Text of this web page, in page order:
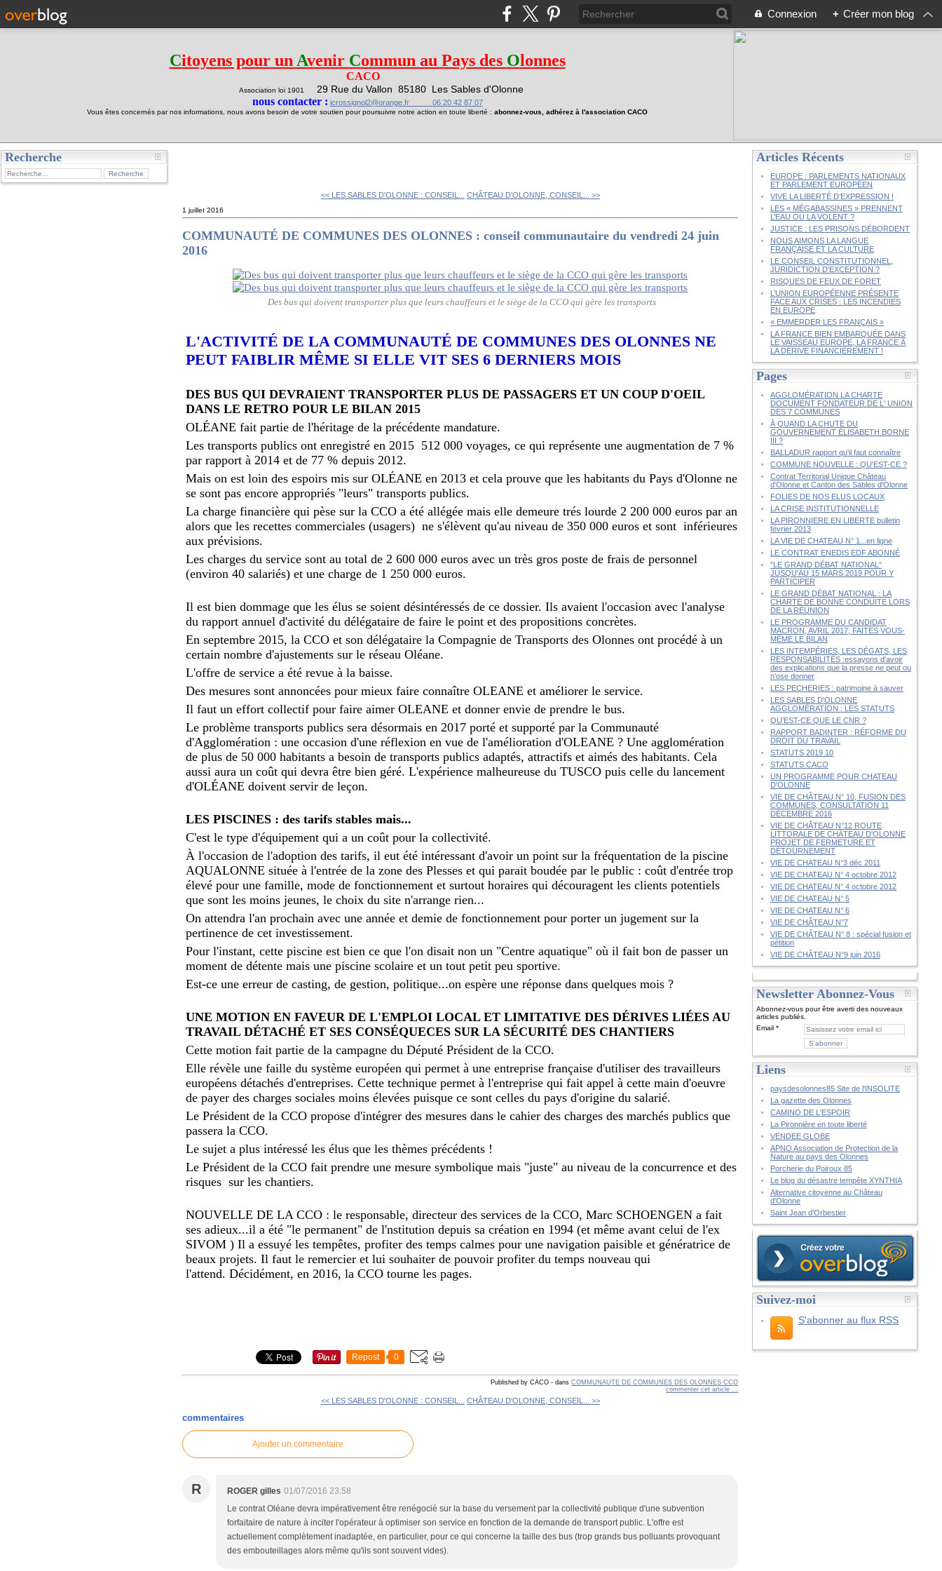
Connexion + Créer mon blog
Citoyens pour un Avenir Commun au Pays des Olonnes
CACO
Association loi 1901 29 Rue du Vallon 85180 Les Sables d'Olonne
nous contacter : jcrossignol2@orange.fr 06 20 42 87 07
Vous êtes concernés par nos informations, nous avons besoin de votre soutien pour poursuivre notre action en toute liberté : abonnez-vous, adhérez à l'association CACO
Recherche
<< LES SABLES D'OLONNE : CONSEIL... CHÂTEAU D'OLONNE, CONSEIL... >>
1 juillet 2016
COMMUNAUTÉ DE COMMUNES DES OLONNES : conseil communautaire du vendredi 24 juin
2016
Des bus qui doivent transporter plus que leurs chauffeurs et le siège de la CCO qui gère les transports
L'ACTIVITÉ DE LA COMMUNAUTÉ DE COMMUNES DES OLONNES NE
PEUT FAIBLIR MÊME SI ELLE VIT SES 6 DERNIERS MOIS
DES BUS QUI DEVRAIENT TRANSPORTER PLUS DE PASSAGERS ET UN COUP D'OEIL
DANS LE RETRO POUR LE BILAN 2015
OLÉANE fait partie de l'héritage de la précédente mandature.
Les transports publics ont enregistré en 2015 512 000 voyages, ce qui représente une augmentation de 7 %
par rapport à 2014 et de 77 % depuis 2012.
Mais on est loin des espoirs mis sur OLÉANE en 2013 et cela prouve que les habitants du Pays d'Olonne ne
se sont pas encore appropriés "leurs" transports publics.
La charge financière qui pèse sur la CCO a été allégée mais elle demeure trés lourde 2 200 000 euros par an
alors que les recettes commerciales (usagers) ne s'élèvent qu'au niveau de 350 000 euros et sont inférieures
aux prévisions.
Les charges du service sont au total de 2 600 000 euros avec un très gros poste de frais de personnel
(environ 40 salariés) et une charge de 1 250 000 euros.
Il est bien dommage que les élus se soient désintéressés de ce dossier. Ils avaient l'occasion avec l'analyse
du rapport annuel d'activité du délégataire de faire le point et des propositions concrètes.
En septembre 2015, la CCO et son délégataire la Compagnie de Transports des Olonnes ont procédé à un
certain nombre d'ajustements sur le réseau Oléane.
L'offre de service a été revue à la baisse.
Des mesures sont annoncées pour mieux faire connaître OLEANE et améliorer le service.
Il faut un effort collectif pour faire aimer OLEANE et donner envie de prendre le bus.
Le problème transports publics sera désormais en 2017 porté et supporté par la Communauté
d'Agglomération : une occasion d'une réflexion en vue de l'amélioration d'OLEANE ? Une agglomération
de plus de 50 000 habitants a besoin de transports publics adaptés, attractifs et aimés des habitants. Cela
aussi aura un coût qui devra être bien géré. L'expérience malheureuse du TUSCO puis celle du lancement
d'OLÉANE doivent servir de leçon.
LES PISCINES : des tarifs stables mais...
C'est le type d'équipement qui a un coût pour la collectivité.
À l'occasion de l'adoption des tarifs, il eut été intéressant d'avoir un point sur la fréquentation de la piscine
AQUALONNE située à l'entrée de la zone des Plesses et qui parait boudée par le public : coût d'entrée trop
élevé pour une famille, mode de fonctionnement et surtout horaires qui découragent les clients potentiels
que sont les moins jeunes, le choix du site n'arrange rien...
On attendra l'an prochain avec une année et demie de fonctionnement pour porter un jugement sur la
pertinence de cet investissement.
Pour l'instant, cette piscine est bien ce que l'on disait non un "Centre aquatique" où il fait bon de passer un
moment de détente mais une piscine scolaire et un tout petit peu sportive.
Est-ce une erreur de casting, de gestion, politique...on espère une réponse dans quelques mois ?
UNE MOTION EN FAVEUR DE L'EMPLOI LOCAL ET LIMITATIVE DES DÉRIVES LIÉES AU
TRAVAIL DÉTACHÉ ET SES CONSÉQUECES SUR LA SÉCURITÉ DES CHANTIERS
Cette motion fait partie de la campagne du Député Président de la CCO.
Elle révèle une faille du système européen qui permet à une entreprise française d'utiliser des travailleurs
européens détachés d'entreprises. Cette technique permet à l'entreprise qui fait appel à cette main d'oeuvre
de payer des charges sociales moins élevées puisque ce sont celles du pays d'origine du salarié.
Le Président de la CCO propose d'intégrer des mesures dans le cahier des charges des marchés publics que
passera la CCO.
Le sujet a plus intéressé les élus que les thèmes précédents !
Le Président de la CCO fait prendre une mesure symbolique mais "juste" au niveau de la concurrence et des
risques sur les chantiers.
NOUVELLE DE LA CCO : le responsable, directeur des services de la CCO, Marc SCHOENGEN a fait
ses adieux...il a été "le permanent" de l'nstitution depuis sa création en 1994 (et même avant celui de l'ex
SIVOM ) Il a essuyé les tempêtes, profiter des temps calmes pour une navigation paisible et génératrice de
beaux projets. Il faut le remercier et lui souhaiter de pouvoir profiter du temps nouveau qui
l'attend. Décidément, en 2016, la CCO tourne les pages.
Repost 0
Published by CACO - dansCOMMUNAUTE DE COMMUNES DES OLONNES CCO
commenter cet article
<< LES SABLES D'OLONNE : CONSEIL... CHÂTEAU D'OLONNE, CONSEIL... >>
commentaires
Ajouter un commentaire
R ROGER gilles 01/07/2016 23:58
Le contrat Oléane devra impérativement être renégocié sur la base du versement par la collectivité publique d'une subvention
forfaitaire de nature à inciter l'opérateur à optimiser son service en fonction de la demande de transport public. L'offre est
actuellement complètement inadaptée, en particulier, pour ce qui concerne la taille des bus (trop grands bus polluants provoquant
des embouteillages alors même qu'ils sont souvent vides).
Articles Récents
EUROPE : PARLEMENTS NATIONAUX
ET PARLEMENT EUROPÉEN
VIVE LA LIBERTÉ D’EXPRESSION !
LES « MÉGABASSINES » PRENNENT
L’EAU OU LA VOLENT ?
JUSTICE : LES PRISONS DÉBORDENT
NOUS AIMONS LA LANGUE
FRANÇAISE ET LA CULTURE
LE CONSEIL CONSTITUTIONNEL,
JURIDICTION D’EXCEPTION ?
RISQUES DE FEUX DE FORET
L’UNION EUROPÉENNE PRÉSENTE
FACE AUX CRISES : LES INCENDIES
EN EUROPE
« EMMERDER LES FRANÇAIS »
LA FRANCE BIEN EMBARQUÉE DANS
LE VAISSEAU EUROPE, LA FRANCE À
LA DÉRIVE FINANCIÈREMENT !
Pages
AGGLOMÉRATION LA CHARTE
DOCUMENT FONDATEUR DE L' UNION
DES 7 COMMUNES
À QUAND LA CHUTE DU
GOUVERNEMENT ÉLISABETH BORNE
III ?
BALLADUR rapport qu'il faut connaître
COMMUNE NOUVELLE : QU'EST-CE ?
Contrat Territorial Unique Château
d'Olonne et Canton des Sables d'Olonne
FOLIES DE NOS ELUS LOCAUX
LA CRISE INSTITUTIONNELLE
LA PIRONNIERE EN LIBERTE bulletin
février 2013
LA VIE DE CHATEAU N° 1...en ligne
LE CONTRAT ENEDIS EDF ABONNÉ
"LE GRAND DÉBAT NATIONAL"
JUSQU'AU 15 MARS 2019 POUR Y
PARTICIPER
LE GRAND DÉBAT NATIONAL : LA
CHARTE DE BONNE CONDUITE LORS
DE LA RÉUNION
LE PROGRAMME DU CANDIDAT
MACRON, AVRIL 2017, FAITES VOUS-
MÊME LE BILAN
LES INTEMPÉRIES, LES DÉGATS, LES
RESPONSABILITÉS :essayons d'avoir
des explications que la presse ne peut ou
n'ose donner
LES PECHERIES : patrimoine à sauver
LES SABLES D'OLONNE
AGGLOMÉRATION : LES STATUTS
QU’EST-CE QUE LE CNR ?
RAPPORT BADINTER : RÉFORME DU
DROIT DU TRAVAIL
STATUTS 2019 10
STATUTS CACO
UN PROGRAMME POUR CHATEAU
D'OLONNE
VIE DE CHÂTEAU N° 10, FUSION DES
COMMUNES, CONSULTATION 11
DÉCEMBRE 2016
VIE DE CHÂTEAU N°12 ROUTE
LITTORALE DE CHÂTEAU D'OLONNE
PROJET DE FERMETURE ET
DÉTOURNEMENT
VIE DE CHATEAU N°3 déc 2011
VIE DE CHATEAU N° 4 octobre 2012
VIE DE CHATEAU N° 4 octobre 2012
VIE DE CHATEAU N° 5
VIE DE CHATEAU N° 6
VIE DE CHÂTEAU N°7
VIE DE CHÂTEAU N° 8 : spécial fusion et
pétition
VIE DE CHÂTEAU N°9 juin 2016
Newsletter Abonnez-Vous
Abonnez-vous pour être averti des nouveaux
articles publiés.
Email
Liens
paysdesolonnes85 Site de l'INSOLITE
La gazette des Olonnes
CAMINO DE L'ESPOIR
La Pironnière en toute liberté
VENDEE GLOBE
APNO Association de Protection de la
Nature au pays des Olonnes
Porcherie du Poiroux 85
Le blog du désastre tempête XYNTHIA
Alternative citoyenne au Château
d'Olonne
Saint Jean d'Orbestier
Suivez-moi
S'abonner au flux RSS